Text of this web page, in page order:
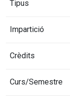
Tipus
Impartició
Crèdits
Curs/Semestre